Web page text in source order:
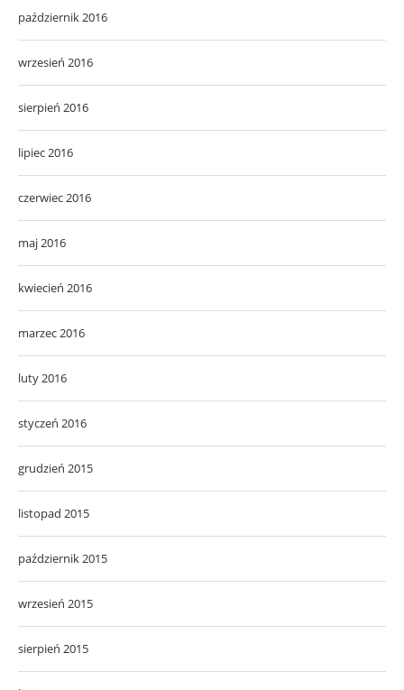
październik 2016
wrzesień 2016
sierpień 2016
lipiec 2016
czerwiec 2016
maj 2016
kwiecień 2016
marzec 2016
luty 2016
styczeń 2016
grudzień 2015
listopad 2015
październik 2015
wrzesień 2015
sierpień 2015